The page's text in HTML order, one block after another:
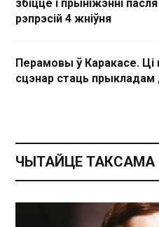
збіццё і прыніжэнні
рэпрэсій 4 жніўня
Перамовы ў Каракасе. Ці
сцэнар стаць прыкладам
ЧЫТАЙЦЕ ТАКСАМА